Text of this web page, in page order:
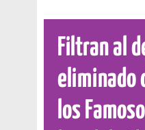
Filtran al
eliminado
los